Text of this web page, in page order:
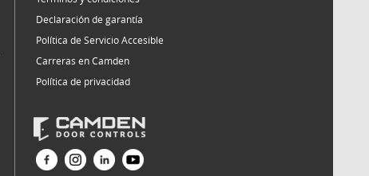
Declaración de garantía
Política de Servicio Accesible
Carreras en Camden
Política de privacidad